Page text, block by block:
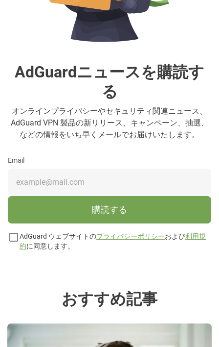
AdGuardニュースを購読す
る
オンラインプライバシーやセキュリティ関連ニュース、
AdGuard VPN 製品の新リリース、キャンペーン、抽選、
などの情報をいち早くメールでお届けいたします。
Email
購読する
AdGuard ウェブサイトのプライバシーポリシーおよび利用規
約に同意します。
おすすめ記事